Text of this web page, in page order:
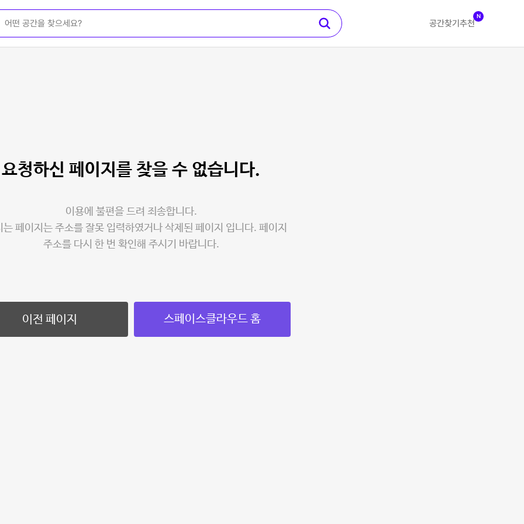
공간찾기 추천
N
요청하신 페이지를 찾을 수 없습니다.
이용에 불편을 드려 죄송합니다.
는 페이지는 주소를 잘못 입력하였거나 삭제된 페이지 입니다. 페이지
주소를 다시 한 번 확인해 주시기 바랍니다.
이전 페이지 스페이스클라우드 홈